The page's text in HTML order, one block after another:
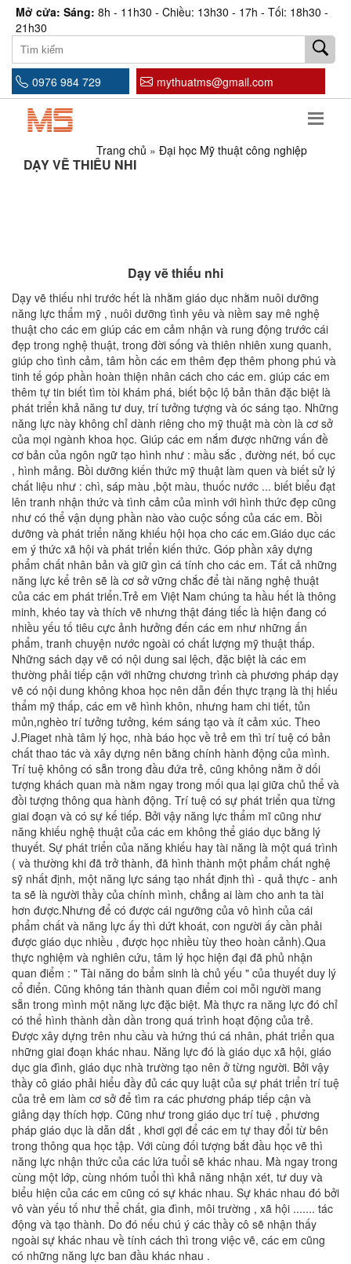
Mở cửa: Sáng: 8h - 11h30 - Chiều: 13h30 - 17h - Tối: 18h30 -
21h30
0976 984 729 mythuatms@gmail.com
Trang chủ » Đại học Mỹ thuật công nghiệp
DẠY VẼ THIẾU NHI
Dạy vẽ thiếu nhi
Dạy vẽ thiếu nhi trước hết là nhằm giáo dục nhằm nuôi dưỡng
năng lực thẩm mỹ , nuôi dưỡng tình yêu và niềm say mê nghệ
thuật cho các em giúp các em cảm nhận và rung động trước cái
đẹp trong nghệ thuật, trong đời sống và thiên nhiên xung quanh,
giúp cho tình cảm, tâm hồn các em thêm đẹp thêm phong phú và
tinh tế góp phần hoàn thiện nhân cách cho các em. giúp các em
thêm tự tin biết tìm tòi khám phá, biết bộc lộ bản thân đặc biệt là
phát triển khả năng tư duy, trí tưởng tượng và óc sáng tạo. Những
năng lực này không chỉ dành riêng cho mỹ thuật mà còn là cơ sở
của mọi ngành khoa học. Giúp các em nắm được những vấn đề
cơ bản của ngôn ngữ tạo hình như : mầu sắc , đường nét, bố cục
, hình mảng. Bồi dưỡng kiến thức mỹ thuật làm quen và biết sử lý
chất liệu như : chì, sáp màu ,bột màu, thuốc nước ... biết biểu đạt
lên tranh nhận thức và tình cảm của mình với hình thức đẹp cũng
như có thể vận dụng phần nào vào cuộc sống của các em. Bồi
dưỡng và phát triển năng khiếu hội họa cho các em.Giáo dục các
em ý thức xã hội và phát triển kiến thức. Góp phần xây dựng
phẩm chất nhân bản và giữ gìn cá tính cho các em. Tất cả những
năng lực kể trên sẽ là cơ sở vững chắc để tài năng nghệ thuật
của các em phát triển.Trẻ em Việt Nam chúng ta hầu hết là thông
minh, khéo tay và thích vẽ nhưng thật đáng tiếc là hiện đang có
nhiều yếu tố tiêu cực ảnh hưởng đến các em như những ấn
phẩm, tranh chuyện nước ngoài có chất lượng mỹ thuật thấp.
Những sách dạy vẽ có nội dung sai lệch, đặc biệt là các em
thường phải tiếp cận với những chương trình cà phương pháp dạy
vẽ có nội dung không khoa học nên dẫn đến thực trạng là thị hiếu
thẩm mỹ thấp, các em vẽ hình khôn, nhưng ham chi tiết, tủn
mủn,nghèo trí tưởng tưởng, kém sáng tạo và ít cảm xúc. Theo
J.Piaget nhà tâm lý học, nhà báo học về trẻ em thì trí tuệ có bản
chất thao tác và xây dựng nên bằng chính hành động của mình.
Trí tuệ không có sẵn trong đầu đứa trẻ, cũng không nằm ở dối
tượng khách quan mà nằm ngay trong mối qua lại giữa chủ thể và
đồi tượng thông qua hành động. Trí tuệ có sự phát triển qua từng
giai đoạn và có sự kế tiếp. Bởi vậy năng lực thẩm mĩ cũng như
năng khiếu nghệ thuật của các em không thể giáo dục bằng lý
thuyết. Sự phát triển của năng khiếu hay tài năng là một quá trình
( và thường khi đã trở thành, đã hình thành một phẩm chất nghệ
sỹ nhất định, một năng lực sáng tạo nhất định thì - quả thực - anh
ta sẽ là người thầy của chính mình, chẳng ai làm cho anh ta tài
hơn được.Nhưng để có được cái ngưỡng của vô hình của cái
phẩm chất và năng lực ấy thì dứt khoát, con người ấy cần phải
được giáo dục nhiều , được học nhiều tùy theo hoàn cảnh).Qua
thực nghiệm và nghiên cứu, tâm lý học hiện đại đã phủ nhận
quan điểm : " Tài năng do bẩm sinh là chủ yếu " của thuyết duy lý
cổ điển. Cũng không tán thành quan điểm coi mỗi người mang
sẵn trong mình một năng lực đặc biệt. Mà thực ra năng lực đó chỉ
có thể hình thành dần dần trong quá trình hoạt động của trẻ.
Được xây dựng trên nhu cầu và hứng thú cá nhân, phát triển qua
những giai đoạn khác nhau. Năng lực đó là giáo dục xã hội, giáo
dục gia đình, giáo dục nhà trường tạo nên ở từng người. Bởi vậy
thầy cô giáo phải hiểu đầy đủ các quy luật của sự phát triển trí tuệ
của trẻ em làm cơ sở để tìm ra các phương pháp tiếp cận và
giảng dạy thích hợp. Cũng như trong giáo dục trí tuệ , phương
pháp giáo dục là dẫn dắt , khơi gợi để các em tự thay đổi từ bên
trong thông qua học tập. Với cùng đối tượng bắt đầu học vẽ thì
năng lực nhận thức của các lứa tuổi sẽ khác nhau. Mà ngay trong
cùng một lớp, cùng nhóm tuổi thì khả năng nhận xét, tư duy và
biểu hiện của các em cũng có sự khác nhau. Sự khác nhau đó bởi
vô vàn yếu tố như thể chất, gia đình, môi trường , xã hội ....... tác
động và tạo thành. Do đó nếu chú ý các thầy cô sẽ nhận thấy
ngoài sự khác nhau về tính cách thì trong việc vẽ, các em cũng
có những năng lực ban đầu khác nhau .